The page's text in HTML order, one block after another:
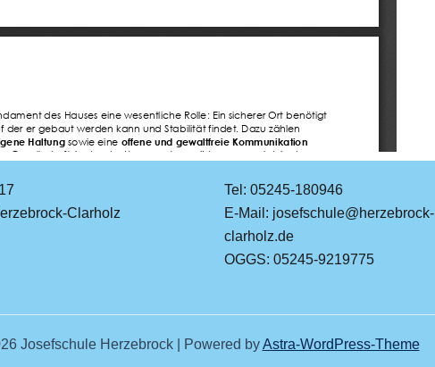
Clarholz
Tel: 05245-180946
E-Mail: josefschule@herzebrock-
clarholz.de
OGGS: 05245-9219775
Josefschule Herzebrock | Powered byAstra-WordPress-Theme